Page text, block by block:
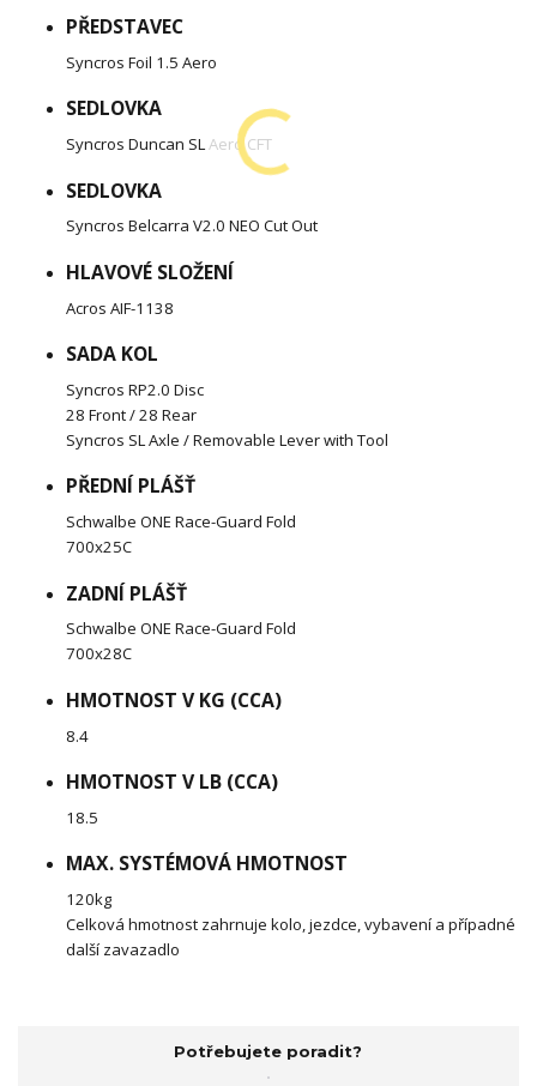
PŘEDSTAVEC
Syncros Foil 1.5 Aero
SEDLOVKA
Syncros Duncan SL Aero CFT
SEDLOVKA
Syncros Belcarra V2.0 NEO Cut Out
HLAVOVÉ SLOŽENÍ
Acros AIF-1138
SADA KOL
Syncros RP2.0 Disc
28 Front / 28 Rear
Syncros SL Axle / Removable Lever with Tool
PŘEDNÍ PLÁŠŤ
Schwalbe ONE Race-Guard Fold
700x25C
ZADNÍ PLÁŠŤ
Schwalbe ONE Race-Guard Fold
700x28C
HMOTNOST V KG (CCA)
8.4
HMOTNOST V LB (CCA)
18.5
MAX. SYSTÉMOVÁ HMOTNOST
120kg
Celková hmotnost zahrnuje kolo, jezdce, vybavení a případné
další zavazadlo
Potřebujete poradit?